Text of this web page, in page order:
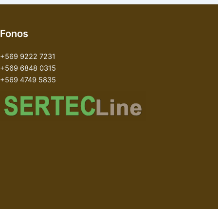
Fonos
+569 9222 7231
+569 6848 0315
+569 4749 5835